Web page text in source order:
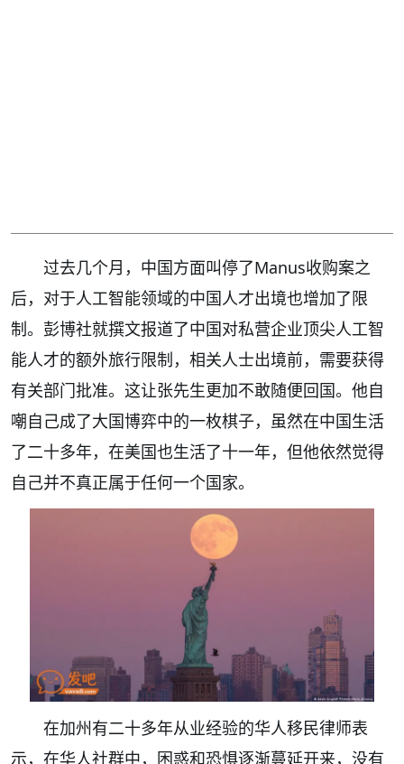
过去几个月，中国方面叫停了Manus收购案之
后，对于人工智能领域的中国人才出境也增加了限
制。彭博社就撰文报道了中国对私营企业顶尖人工智
能人才的额外旅行限制，相关人士出境前，需要获得
有关部门批准。这让张先生更加不敢随便回国。他自
嘲自己成了大国博弈中的一枚棋子，虽然在中国生活
了二十多年，在美国也生活了十一年，但他依然觉得
自己并不真正属于任何一个国家。
在加州有二十多年从业经验的华人移民律师表
示，在华人社群中，困惑和恐惧逐渐蔓延开来，没有